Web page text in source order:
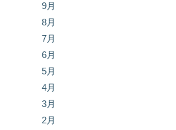
9月
8月
7月
6月
5月
4月
3月
2月